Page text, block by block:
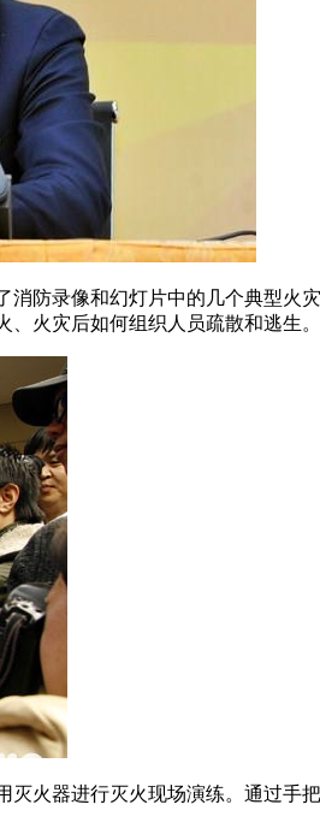
防录像和幻灯片中的几个典型
火灾后如何组织人员疏散和逃生。
火器进行灭火现场演练。通过